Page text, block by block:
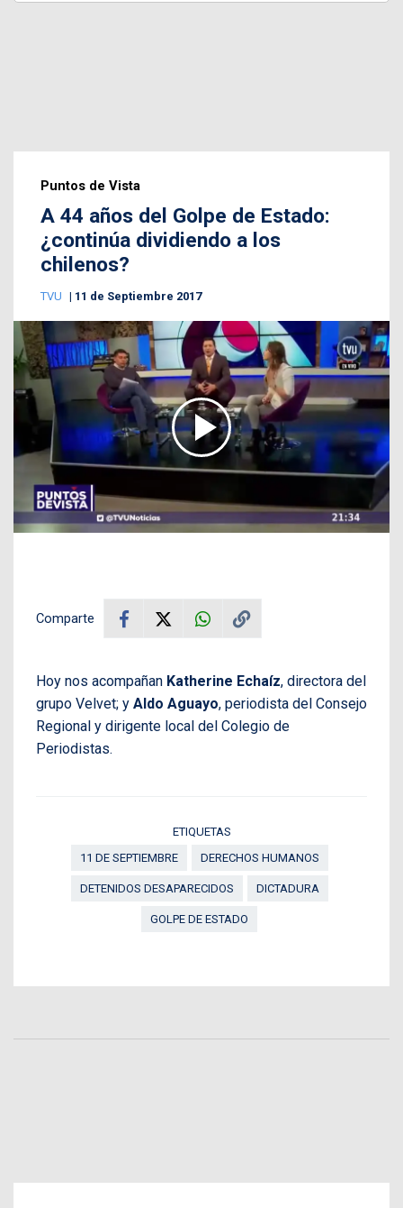
Puntos de Vista
A 44 años del Golpe de Estado:
¿continúa dividiendo a los
chilenos?
TVU 11 de Septiembre 2017
Comparte
Hoy nos acompañan Katherine Echaíz, directora del
grupo Velvet; y Aldo Aguayo, periodista del Consejo
Regional y dirigente local del Colegio de
Periodistas.
ETIQUETAS
11 DE SEPTIEMBRE
DERECHOS HUMANOS
DETENIDOS DESAPARECIDOS DICTADURA
GOLPE DE ESTADO